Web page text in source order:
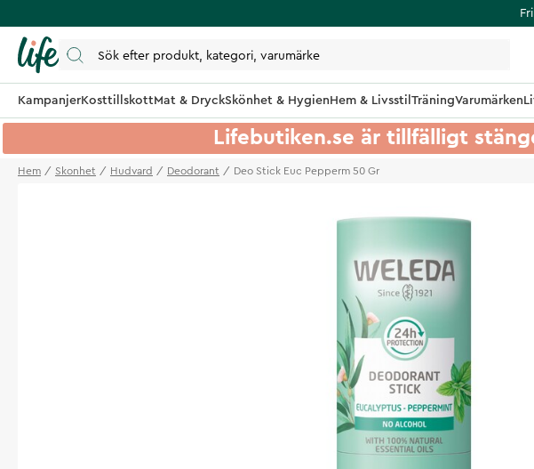
KampanjerKosttillskottMat & DryckSkönhet & HygienHem & Livsstil TräningVarumärken
Lifebutiken.se är tillfälligt
Hem Skonhet Hudvard Deodorant Deo Stick Euc Pepperm 50 Gr